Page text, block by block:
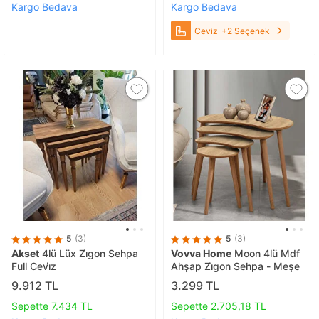
Kargo Bedava
Kargo Bedava
Ceviz +2 Seçenek
5 (3)
Akset 4lü Lüx Zi̇gon Sehpa
Full Cevi̇z
9.912 TL
Sepette 7.434 TL
5 (3)
Vovva Home Moon 4lü Mdf
Ahşap Zi̇gon Sehpa - Meşe
3.299 TL
Sepette 2.705,18 TL